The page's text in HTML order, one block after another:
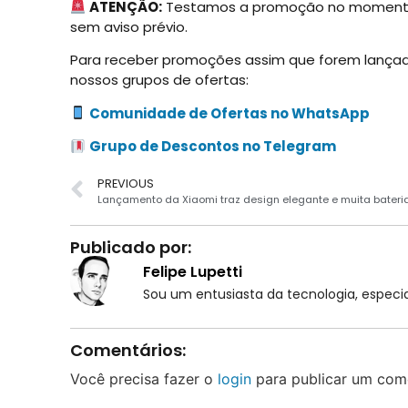
ATENÇÃO: Testamos a promoção no
sem aviso prévio.
Para receber promoções assim que forem
nossos grupos de ofertas:
Comunidade de Ofertas no WhatsApp
Grupo de Descontos no Telegram
PREVIOUS
Lançamento da Xiaomi traz design elegante e muita
Publicado por:
Felipe Lupetti
Sou um entusiasta da tecnologia,
Comentários:
Você precisa fazer o loginpara publicar um